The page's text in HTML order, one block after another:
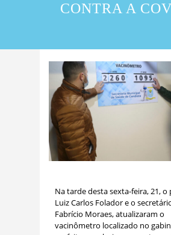
CONTRA A
Na tarde desta sexta-feira, 21, o
Luiz Carlos Folador e o
Fabrício Moraes, atualizaram o
vacinômetro localizado no